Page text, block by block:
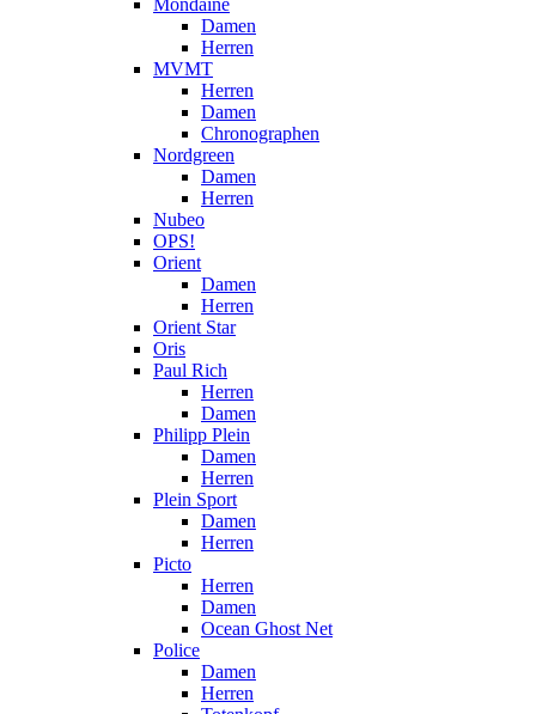
Mondaine
Damen
Herren
MVMT
Herren
Damen
Chronographen
Nordgreen
Damen
Herren
Nubeo
OPS!
Orient
Damen
Herren
Orient Star
Oris
Paul Rich
Herren
Damen
Philipp Plein
Damen
Herren
Plein Sport
Damen
Herren
Picto
Herren
Damen
Ocean Ghost Net
Police
Damen
Herren